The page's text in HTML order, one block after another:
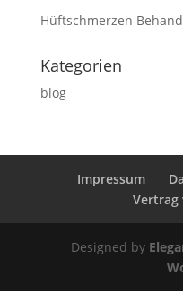
Hüftschmerzen
Kategorien
blog
Impressum
Vertrag
Designed by